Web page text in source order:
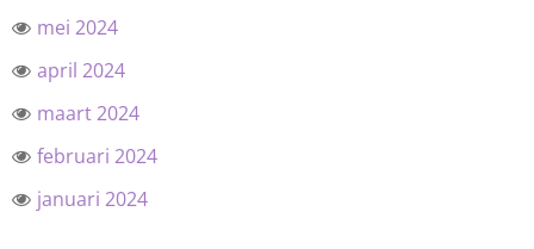
mei 2024
april 2024
maart 2024
februari 2024
januari 2024